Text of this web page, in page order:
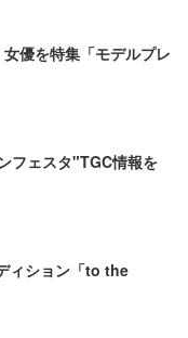
優を特集「モデルプレ
フェスタ"TGC情報を
ィション「to the